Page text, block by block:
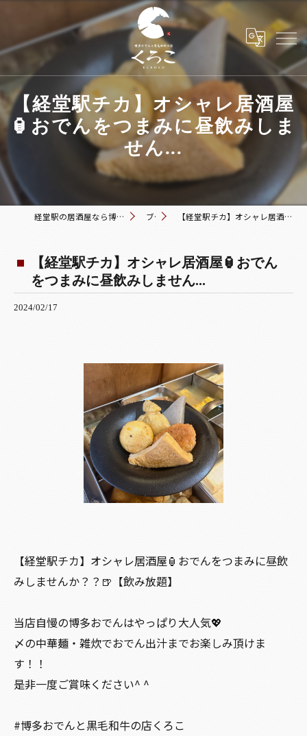
【経堂駅チカ】オシャレ居酒屋
🏮おでんをつまみに昼飲みしま
せん...
経堂駅の居酒屋なら博多おでんと黒毛和牛の店 くろこ ブログ 【経堂駅チカ】オシャレ居酒屋🏮おでんをつまみに昼飲みしません...
【経堂駅チカ】オシャレ居酒屋🏮おでん
をつまみに昼飲みしません...
2024/02/17
【経堂駅チカ】オシャレ居酒屋🏮おでんをつまみに昼飲
みしませんか？？🍺【飲み放題】
当店自慢の博多おでんはやっぱり大人気💖
〆の中華麺・雑炊でおでん出汁までお楽しみ頂けま
す！！
是非一度ご賞味ください^ ^
#博多おでんと黒毛和牛の店くろこ